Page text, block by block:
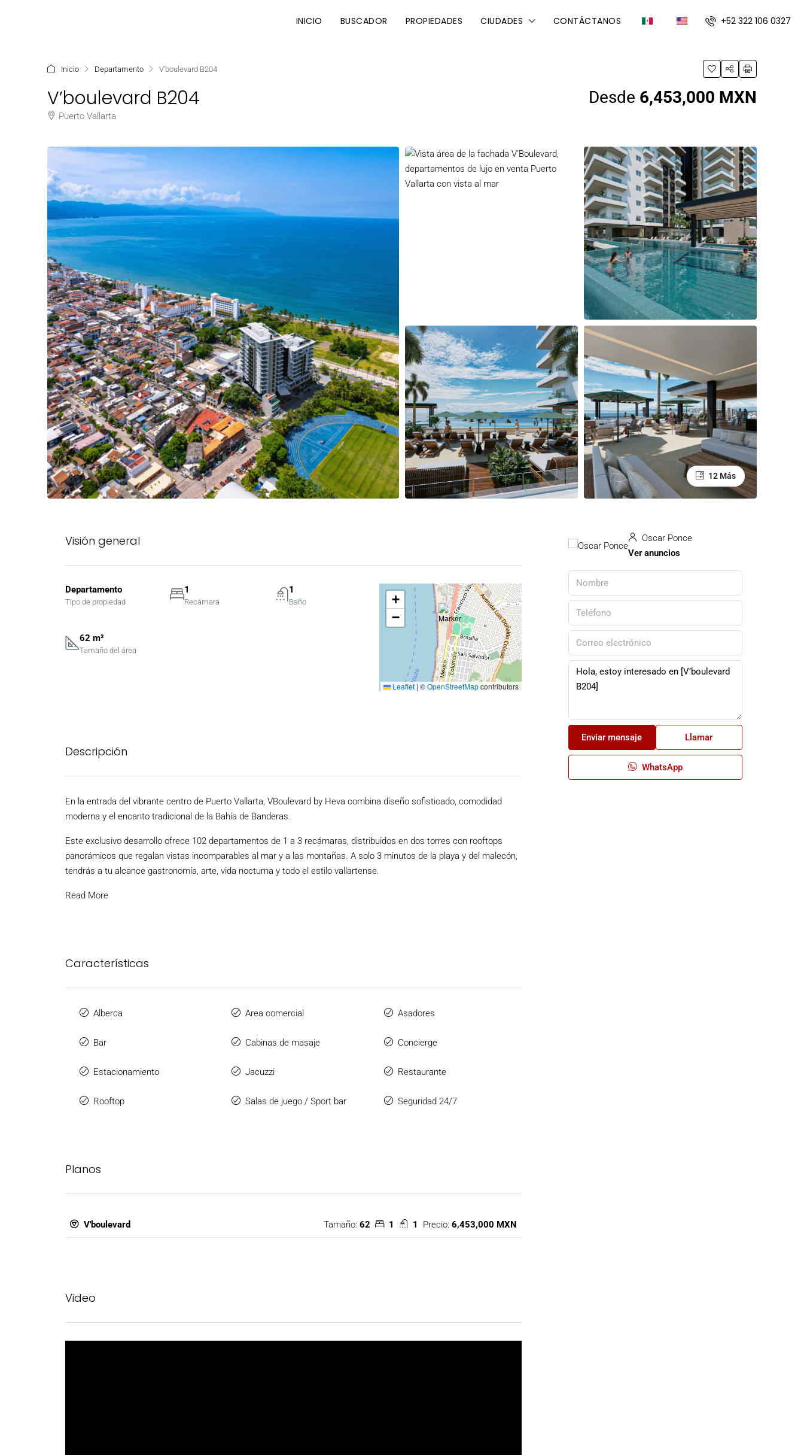
INICIO BUSCADOR PROPIEDADES CIUDADES CONTÁCTANOS +52 322 106 0327
Inicio Departamento V’boulevard B204
V’boulevard B204
Puerto Vallarta
Desde 6,453,000 MXN
12 Más
Visión general
Departamento
Tipo de propiedad
1
Recámara
1
Baño
62 m²
Tamaño del área
+
−
Leaflet | ©OpenStreetMapcontributors
Descripción
En la entrada del vibrante centro de Puerto Vallarta, VBoulevard by Heva combina diseño sofisticado, comodidad
moderna y el encanto tradicional de la Bahía de Banderas.
Este exclusivo desarrollo ofrece 102 departamentos de 1 a 3 recámaras, distribuidos en dos torres con rooftops
panorámicos que regalan vistas incomparables al mar y a las montañas. A solo 3 minutos de la playa y del malecón,
tendrás a tu alcance gastronomía, arte, vida nocturna y todo el estilo vallartense.
Read More
Características
Alberca Area comercial Asadores
Bar Cabinas de masaje Concierge
Estacionamiento Jacuzzi Restaurante
Rooftop Salas de juego / Sport bar Seguridad 24/7
Planos
V'boulevard Tamaño: 62 1 1 Precio: 6,453,000 MXN
Video
Oscar Ponce
Ver anuncios
Enviar mensaje Llamar
WhatsApp